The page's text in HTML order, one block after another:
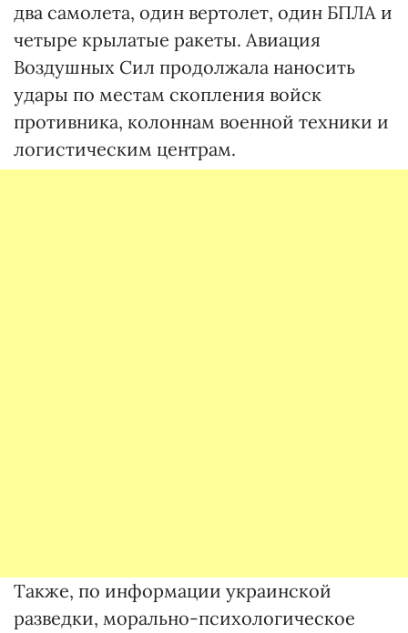
два самолета, один вертолет, один БПЛА и
четыре крылатые ракеты. Авиация
Воздушных Сил продолжала наносить
удары по местам скопления войск
противника, колоннам военной техники и
логистическим центрам.
Также, по информации украинской
разведки, морально-психологическое